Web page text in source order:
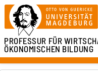
PROFESSUR FÜR
ÖKONOMISCHEN BILDUNG